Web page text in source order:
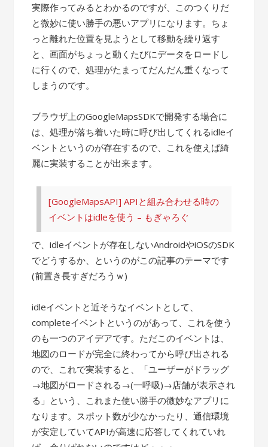
実際作ってみるとわかるのですが、このつくりだ
と微妙に使い勝手の悪いアプリになります。ちょ
っと離れた位置を見ようとして移動を繰り返す
と、画面がちょっと動くたびにデータをロードし
に行くので、処理がたまってだんだん重くなって
しまうのです。
ブラウザ上のGoogleMapsSDKで開発する場合に
は、処理が落ち着いた時に呼び出してくれるidleイ
ベントというのが存在するので、これを使えば綺
麗に実装することが出来ます。
[GoogleMapsAPI] APIと組み合わせる時の
イベントはidleを使う – もぎゃろぐ
で、idleイベントが存在しないAndroidやiOSのSDK
でどうするか、というのがこの記事のテーマです
(前置き長すぎだろうｗ)
idleイベントと近そうなイベントとして、
completeイベントというのがあって、これを使う
のも一つのアイデアです。ただこのイベントは、
地図のロードが完全に終わってから呼び出される
ので、これで実装すると、「ユーザーがドラッグ
→地図がロードされる→(一呼吸)→店舗が表示され
る」という、これまた使い勝手の微妙なアプリに
なります。スポット数が少なかったり、通信環境
が安定していてAPIが高速に応答してくれていれ